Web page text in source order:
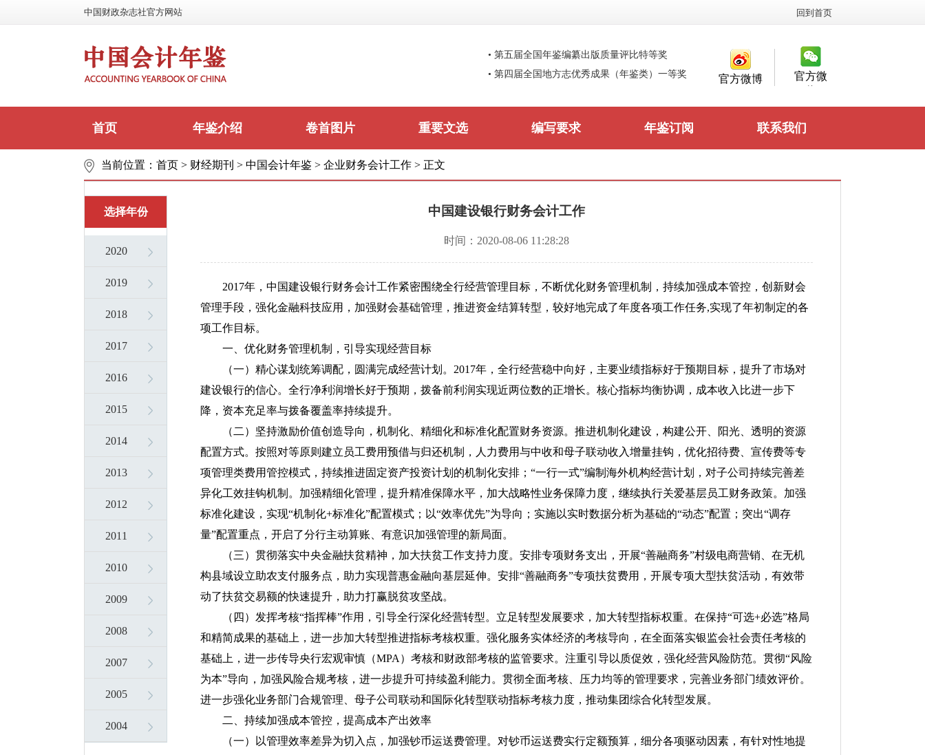
中国财政杂志社官方网站 回到首页
• 第五届全国年鉴编纂出版质量评比特等奖
• 第四届全国地方志优秀成果（年鉴类）一等奖
官方微博
官方微
首页 年鉴介绍 卷首图片 重要文选 编写要求 年鉴订阅 联系我们
当前位置： 首页 > 财经期刊 > 中国会计年鉴 > 企业财务会计工作 > 正文
选择年份
2020
2019
2018
2017
2016
2015
2014
2013
2012
2011
2010
2009
2008
2007
2005
2004
中国建设银行财务会计工作
时间：2020-08-06 11:28:28
2017年，中国建设银行财务会计工作紧密围绕全行经营管理目标，不断优化财务管理机制，持续加强成本管控，创新财会
管理手段，强化金融科技应用，加强财会基础管理，推进资金结算转型，较好地完成了年度各项工作任务,实现了年初制定的各
项工作目标。
一、优化财务管理机制，引导实现经营目标
（一）精心谋划统筹调配，圆满完成经营计划。2017年，全行经营稳中向好，主要业绩指标好于预期目标，提升了市场对
建设银行的信心。全行净利润增长好于预期，拨备前利润实现近两位数的正增长。核心指标均衡协调，成本收入比进一步下
降，资本充足率与拨备覆盖率持续提升。
（二）坚持激励价值创造导向，机制化、精细化和标准化配置财务资源。推进机制化建设，构建公开、阳光、透明的资源
配置方式。按照对等原则建立员工费用预借与归还机制，人力费用与中收和母子联动收入增量挂钩，优化招待费、宣传费等专
项管理类费用管控模式，持续推进固定资产投资计划的机制化安排；“一行一式”编制海外机构经营计划，对子公司持续完善差
异化工效挂钩机制。加强精细化管理，提升精准保障水平，加大战略性业务保障力度，继续执行关爱基层员工财务政策。加强
标准化建设，实现“机制化+标准化”配置模式；以“效率优先”为导向；实施以实时数据分析为基础的“动态”配置；突出“调存
量”配置重点，开启了分行主动算账、有意识加强管理的新局面。
（三）贯彻落实中央金融扶贫精神，加大扶贫工作支持力度。安排专项财务支出，开展“善融商务”村级电商营销、在无机
构县域设立助农支付服务点，助力实现普惠金融向基层延伸。安排“善融商务”专项扶贫费用，开展专项大型扶贫活动，有效带
动了扶贫交易额的快速提升，助力打赢脱贫攻坚战。
（四）发挥考核“指挥棒”作用，引导全行深化经营转型。立足转型发展要求，加大转型指标权重。在保持“可选+必选”格局
和精简成果的基础上，进一步加大转型推进指标考核权重。强化服务实体经济的考核导向，在全面落实银监会社会责任考核的
基础上，进一步传导央行宏观审慎（MPA）考核和财政部考核的监管要求。注重引导以质促效，强化经营风险防范。贯彻“风险
为本”导向，加强风险合规考核，进一步提升可持续盈利能力。贯彻全面考核、压力均等的管理要求，完善业务部门绩效评价。
进一步强化业务部门合规管理、母子公司联动和国际化转型联动指标考核力度，推动集团综合化转型发展。
二、持续加强成本管控，提高成本产出效率
（一）以管理效率差异为切入点，加强钞币运送费管理。对钞币运送费实行定额预算，细分各项驱动因素，有针对性地提